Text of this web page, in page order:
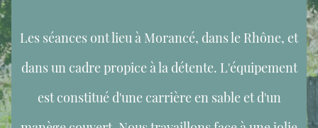
Les séances ont lieu à Morancé, dans le Rhône, et
dans un cadre propice à la détente. L'équipement
est constitué d'une carrière en sable et d'un